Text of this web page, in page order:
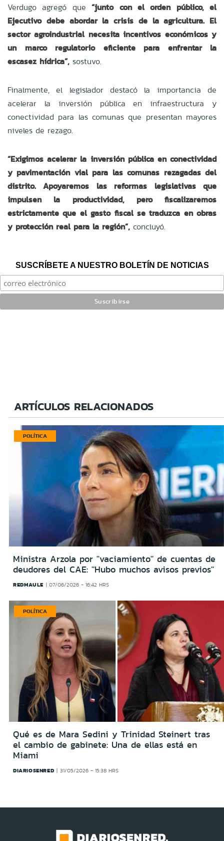
Verdugo agregó que“junto con el orden público, el
Ejecutivo debe abordar la crisis de la agricultura. El
sector agroindustrial necesita incentivos económicos y
un marco regulatorio eficiente para enfrentar la
escasez hídrica”, sostuvo.
Finalmente, el legislador destacó la importancia de
acelerar la inversión pública en infraestructura y
conectividad para las comunas que presentan mayores
niveles de rezago.
“Exigimos acelerar la inversión pública en conectividad
y pavimentación vial para las comunas rezagadas del
distrito. Apoyaremos las reformas legislativas que
impulsen la productividad, pero fiscalizaremos
estrictamente que el gasto fiscal se traduzca en obras
y protección real para la región”, concluyó.
SUSCRÍBETE A NUESTRO BOLETÍN DE NOTICIAS
ARTÍCULOS RELACIONADOS
POLÍTICA
Ministra Arzola por ''vaciamiento'' de cuentas de
deudores del CAE: ''Hubo muchos avisos previos''
REDMAULE 07/06/2026 - 16:42 HRS
POLÍTICA
Qué es de Mara Sedini y Trinidad Steinert tras
el cambio de gabinete: Una de ellas está en
Miami
DIARIOSENRED 31/05/2026 - 15:38 HRS